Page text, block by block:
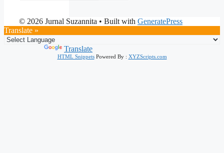
© 2026 Jurnal Suzannita • Built with GeneratePress
Translate »
Translate
HTML SnippetsPowered By : XYZScripts.com